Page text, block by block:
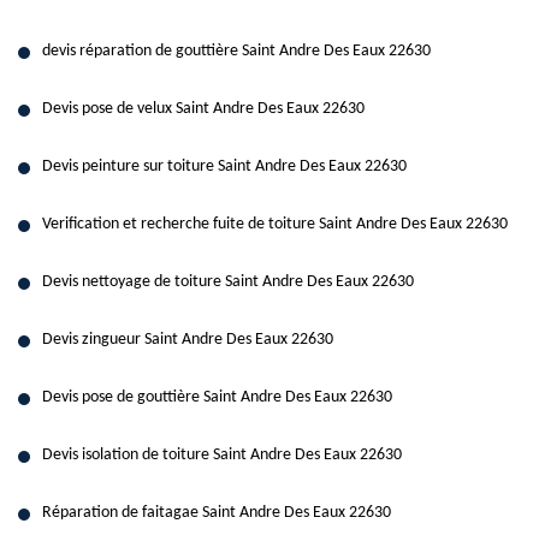
devis réparation de gouttière Saint Andre Des Eaux 22630
Devis pose de velux Saint Andre Des Eaux 22630
Devis peinture sur toiture Saint Andre Des Eaux 22630
Verification et recherche fuite de toiture Saint Andre Des Eaux 22630
Devis nettoyage de toiture Saint Andre Des Eaux 22630
Devis zingueur Saint Andre Des Eaux 22630
Devis pose de gouttière Saint Andre Des Eaux 22630
Devis isolation de toiture Saint Andre Des Eaux 22630
Réparation de faitagae Saint Andre Des Eaux 22630